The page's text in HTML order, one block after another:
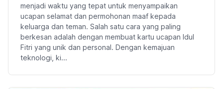
menjadi waktu yang tepat untuk menyampaikan
ucapan selamat dan permohonan maaf kepada
keluarga dan teman. Salah satu cara yang paling
berkesan adalah dengan membuat kartu ucapan Idul
Fitri yang unik dan personal. Dengan kemajuan
teknologi, ki...